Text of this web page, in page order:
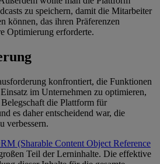
zu speichern, damit die Mitarbeiter
können, das ihren Präferenzen
Optimierung erforderte.
konfrontiert, die Funktionen
im Unternehmen zu optimieren,
die Plattform für
es daher entscheidend war, die
verbessern.
(Sharable Content Object Reference
Teil der Lerninhalte. Die effektive